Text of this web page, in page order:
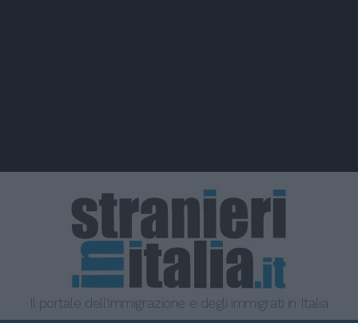
Il portale dell'immigrazione e degli immigrati in Italia